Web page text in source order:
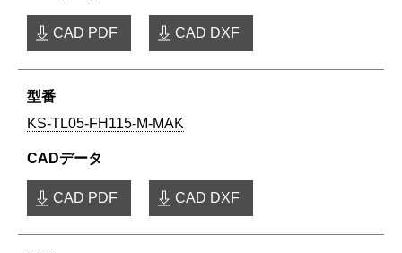
CAD PDF CAD DXF
KS-TL05-FH115-M-MAK
CAD PDF CAD DXF